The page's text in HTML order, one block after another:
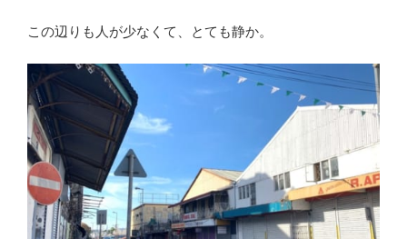
この辺りも人が少なくて、とても静か。